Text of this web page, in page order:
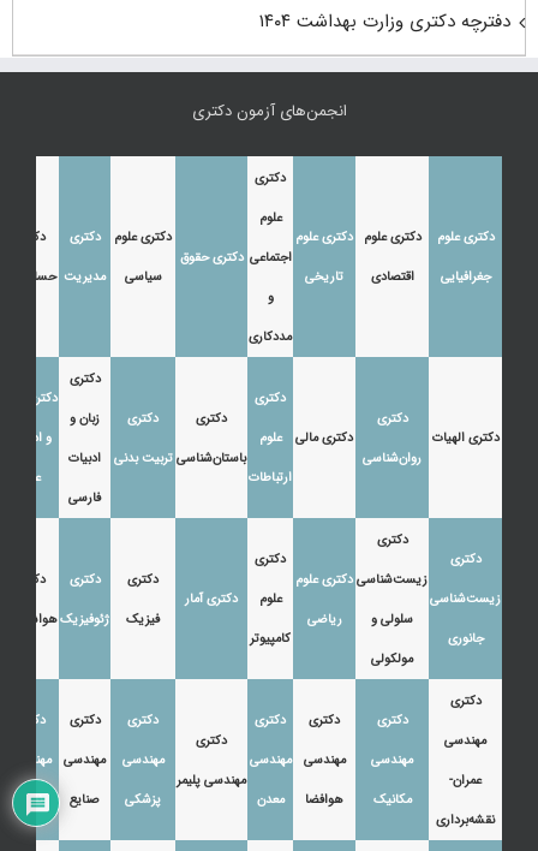
دفترچه دکتری وزارت بهداشت ۱۴۰۴
انجمن‌های آزمون دکتری
دکتری علوم
جغرافیایی
دکتری علوم
اقتصادی
دکتری علوم
تاریخی
دکتری
علوم
اجتماعی
و
مددکاری
دکتری حقوق
دکتری علوم
سیاسی
دکتری
مدیریت
دکتری
حسابداری
دکتری الهیات
دکتری
روان‌شناسی
دکتری مالی
دکتری
علوم
ارتباطات
دکتری
باستان‌شناسی
دکتری
تربیت بدنی
دکتری
زبان و
ادبیات
فارسی
دکتری زبان
و ادبیات
عرب
دکتری
زیست‌شناسی
جانوری
دکتری
زیست‌شناسی
سلولی و
مولکولی
دکتری علوم
ریاضی
دکتری
علوم
کامپیوتر
دکتری آمار
دکتری
فیزیک
دکتری
ژئوفیزیک
دکتری
هواشناسی
دکتری
مهندسی
عمران-
نقشه‌برداری
دکتری
مهندسی
مکانیک
دکتری
مهندسی
هوافضا
دکتری
مهندسی
معدن
دکتری
مهندسی پلیمر
دکتری
مهندسی
پزشکی
دکتری
مهندسی
صنایع
دکتری
مهندسی
نفت